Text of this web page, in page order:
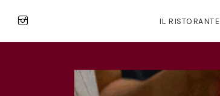
IL RISTORANTE